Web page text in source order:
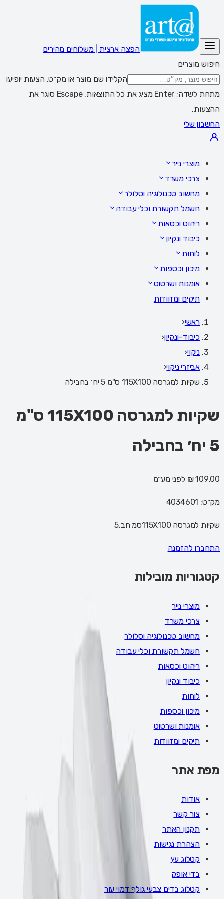
הפצה ארצית | משלוחים מהירים
חיפוש מוצרים
הקלידו שם מוצר או מק״ט. הצעות יופיעו
מתחת לשדה; Enter מציג את כל התוצאות, Escape סוגר את
ההצעות.
החשבון שלי
מוצרי נייר
צרכי משרד
מחשוב טכנולוגיה וסלולר
חשמל תקשורת וכלי עבודה
ריהוט וכסאות
כיבוד ונקיון
לוחות
מיכון וכספות
אומנות ושרטוט
תיקים ומזוודות
ראשי‹
כיבוד-ונקיון‹
ניקוי‹
אביזרי ניקוי‹
שקיות למגרסה 115X100 ס"מ 5 יח׳ בחבילה
שקיות למגרסה 115X100 ס"מ
5 יח׳ בחבילה
109.00 ₪ לפני מע״מ
מק״ט: 4034601
שקיות למגרסה 115X100סמ חב.5
התחברו להזמנה
קטגוריות מובילות
מוצרי נייר
צרכי משרד
מחשוב טכנולוגיה וסלולר
חשמל תקשורת וכלי עבודה
ריהוט וכסאות
כיבוד ונקיון
לוחות
מיכון וכספות
אומנות ושרטוט
תיקים ומזוודות
מפת אתר
אודות
צור קשר
תקנון האתר
הצהרת נגישות
קטלוג עץ
בדי אופק
קטלוג בדים צבעי גולף דמוי עור